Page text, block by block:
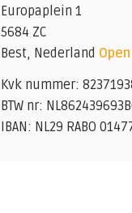
Europaplein 1
5684 ZC
Best, Nederland
Kvk nummer:
BTW nr:
IBAN: NL29 RABO